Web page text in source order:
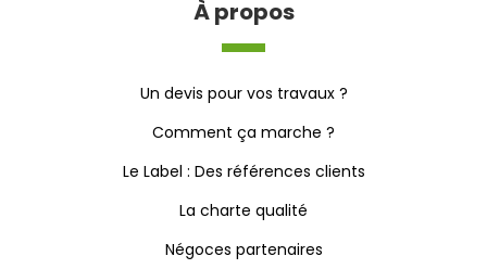
À propos
Un devis pour vos travaux ?
Comment ça marche ?
Le Label : Des références clients
La charte qualité
Négoces partenaires